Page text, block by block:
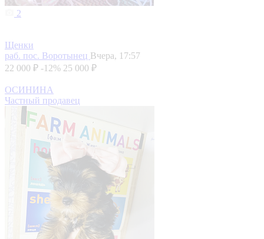
2
Щенки
раб. пос. Воротынец Вчера, 17:57
22 000 ₽ -12% 25 000 ₽
ОСИНИНА
Частный продавец